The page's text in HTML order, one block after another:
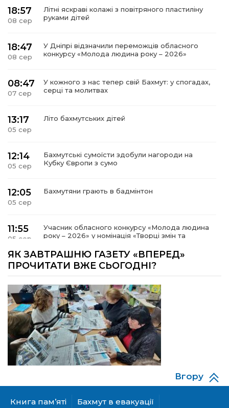
18:57
08 сер
Літні яскраві колажі з повітряного пластиліну
руками дітей
18:47
08 сер
У Дніпрі відзначили переможців обласного
конкурсу «Молода людина року – 2026»
08:47
07 сер
У кожного з нас тепер свій Бахмут: у спогадах,
серці та молитвах
13:17
05 сер
Літо бахмутських дітей
12:14
05 сер
Бахмутські сумоїсти здобули нагороди на
Кубку Європи з сумо
12:05
05 сер
Бахмутяни грають в бадмінтон
11:55
05 сер
Учасник обласного конкурсу «Молода людина
року – 2026» у номінація «Творці змін та
15:18
Мобільні клініки надали медичну допомогу 4
09:27
03 сер
ВПО можуть не платити за частину
комунальних послуг: про що йдеться
14:12
01 сер
Досі ВПО? Юристка розповіла, коли
переселенці втрачають виплати та статус
внутрішньо переміщеної особи
14:04
Аліна Кулик
ЯК ЗАВТРАШНЮ ГАЗЕТУ «ВПЕРЕД»
ПРОЧИТАТИ ВЖЕ СЬОГОДНІ?
Книга пам’яті Бахмут в евакуації
Вгору